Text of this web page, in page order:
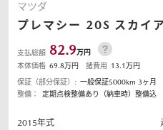
マツダ
プレマシー 20S スカイ
支払総額 82.9万円
本体価格 69.8万円 諸費用 13.1万円
保証（部分保証）: 一般保証5000km 3ヶ月
整備：
定期点検整備あり（納車時）整備込
2015年式